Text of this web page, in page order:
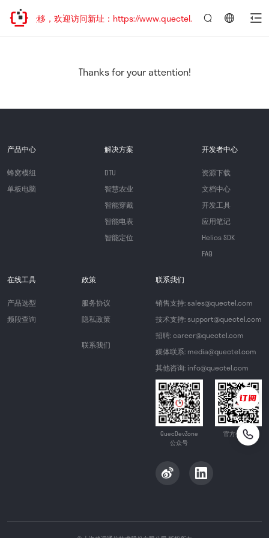
址已迁移，欢迎访问新址：https://www.quectel.com.cn
Thanks for your attention!
产品中心
蜂窝模组
单板电脑
解决方案
DTU
智慧农业
智能穿戴
智能电表
智能定位
开发者中心
资源下载
文档中心
开发工具
应用笔记
Helios SDK
FAQ
在线工具
产品选型
频段查询
政策
服务协议
隐私政策
联系我们
联系我们
销售支持: sales@quectel.com
技术支持: support@quectel.com
招聘: career@quectel.com
媒体联系: media@quectel.com
其他咨询: info@quectel.com
QuecDevZone
公众号
官方公众号